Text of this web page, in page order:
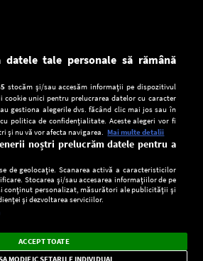
Europa FM pentru smartphone:
știri și alerte
×
datele tale personale să rămână
stocăm și/sau accesăm informații pe dispozitivul
cookie unici pentru prelucrarea datelor cu caracter
gestiona alegerile dvs. făcând clic mai jos sau în
politica de confidențialitate. Aceste alegeri vor fi
și nu vă vor afecta navigarea. Mai multe detalii
noștri prelucrăm datele pentru a
de geolocație. Scanarea activă a caracteristicilor
Stocarea și/sau accesarea informațiilor de pe
conținut personalizat, măsurători ale publicității și
și dezvoltarea serviciilor.
ACCEPT TOATE
MODIFIC SETARILE INDIVIDUAL